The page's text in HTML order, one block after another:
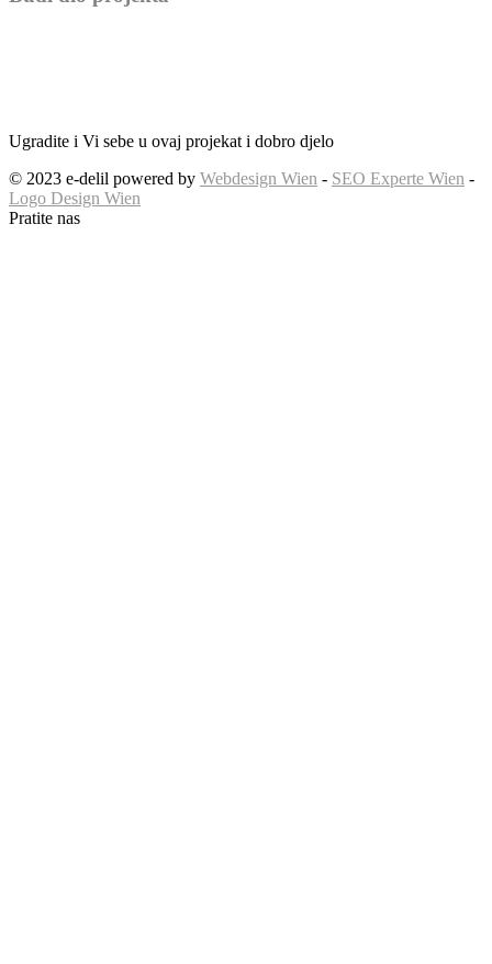
Ugradite i Vi sebe u ovaj projekat i dobro djelo
© 2023 e-delil powered by Webdesign Wien - SEO Experte Wien -
Logo Design Wien
Pratite nas